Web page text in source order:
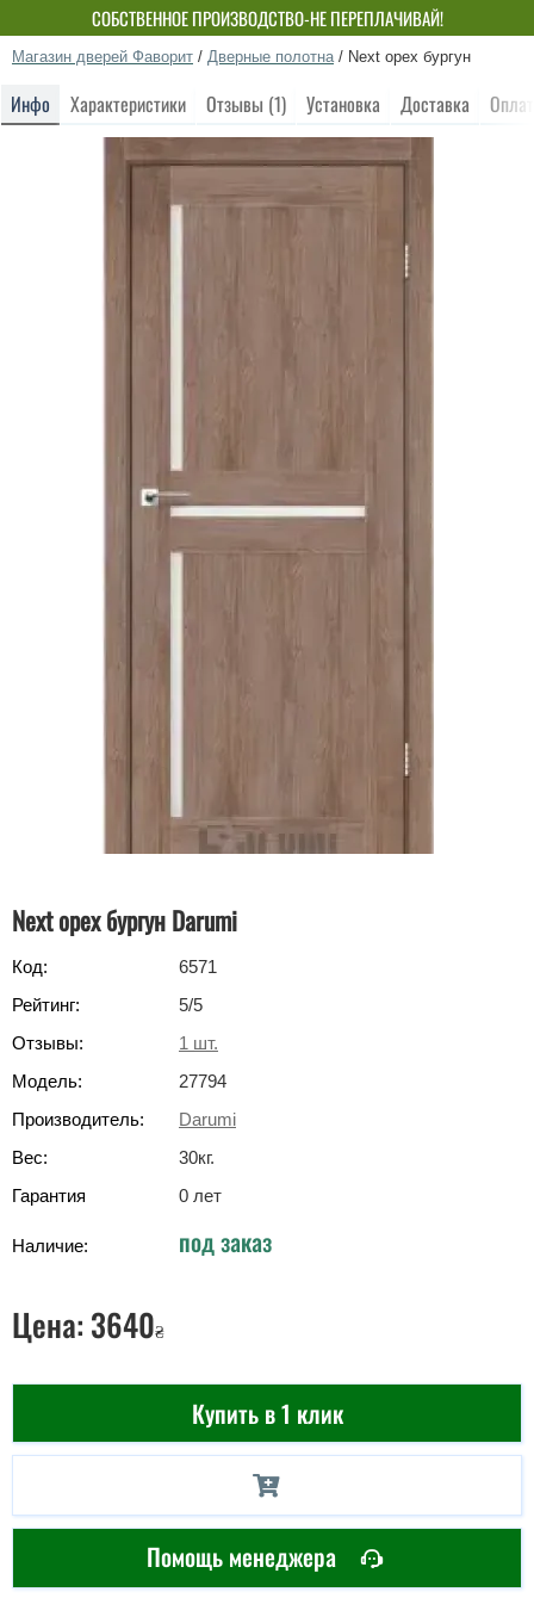
СОБСТВЕННОЕ ПРОИЗВОДСТВО-НЕ ПЕРЕПЛАЧИВАЙ!
Магазин дверей Фаворит / Дверные полотна / Next орех бургун
Инфо Характеристики Отзывы (1) Установка Доставка
Next орех бургун Darumi
Код:
6571
Рейтинг:
5/5
Отзывы:
1 шт.
Модель:
27794
Производитель:
Darumi
Вес:
30кг.
Гарантия
0 лет
Наличие: под заказ
Цена: 3640₴
Купить в 1 клик
Помощь менеджера